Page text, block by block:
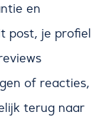
en
post, je profiel
of reacties,
terug naar